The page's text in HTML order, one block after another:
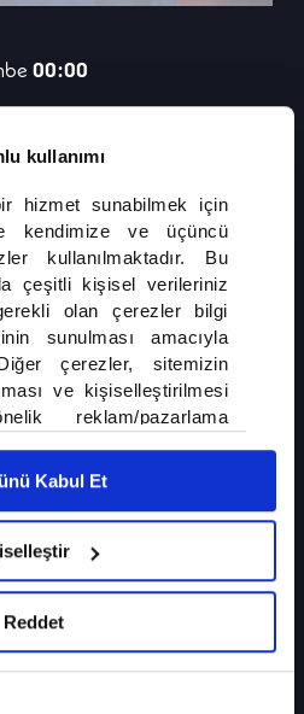
kullanımı
hizmet sunabilmek için
kendimize ve üçüncü
kullanılmaktadır. Bu
çeşitli kişisel verileriniz
olan çerezler bilgi
sunulması amacıyla
Diğer çerezler, sitemizin
ve kişiselleştirilmesi
reklam/pazarlama
dahilinde kullanılacaktır.
Çerezlere ilişkin
butonuna tıklayabilir,
Metnimizi ziyaret
Verilerin Korunması
olan İnternet
Kabul Et
Reddet
00:00
Kritik Zirve
NATO Zirvesi öncesinde
toplantısı yapıldı. Toplantının
Avrupa'nın savunma
ve Ukrayna'ya desteğin
ayrıca Orta Doğu'daki
belirtildi.
Ateşkes Yine Çıkmaza Girdi